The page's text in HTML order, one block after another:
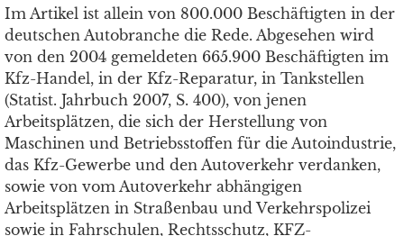
Im Artikel ist allein von 800.000 Beschäftigten in der
deutschen Autobranche die Rede. Abgesehen wird
von den 2004 gemeldeten 665.900 Beschäftigten im
Kfz-Handel, in der Kfz-Reparatur, in Tankstellen
(Statist. Jahrbuch 2007, S. 400), von jenen
Arbeitsplätzen, die sich der Herstellung von
Maschinen und Betriebsstoffen für die Autoindustrie,
das Kfz-Gewerbe und den Autoverkehr verdanken,
sowie von vom Autoverkehr abhängigen
Arbeitsplätzen in Straßenbau und Verkehrspolizei
sowie in Fahrschulen, Rechtsschutz, KFZ-